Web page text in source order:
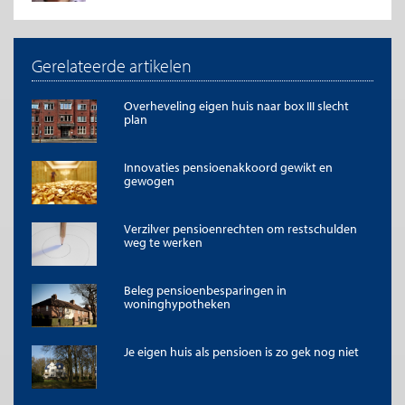
onder twee fiscale regimes?
(rente
(aflossing
Inkomen (gezamenlijk)
Pensioenpremie 10.000
Aflossing
Rente 6.500 6.500
Nettobestedingsruimte
dertig jaar volledig af. In de voorgestelde situatie lost men het
huis volledig af en is de aflossing aftrekbaar en volgens de
Gerelateerde artikelen
Overheveling eigen huis naar box III slecht
plan
Innovaties pensioenakkoord gewikt en
gewogen
Verzilver pensioenrechten om restschulden
weg te werken
Beleg pensioenbesparingen in
woninghypotheken
Je eigen huis als pensioen is zo gek nog niet